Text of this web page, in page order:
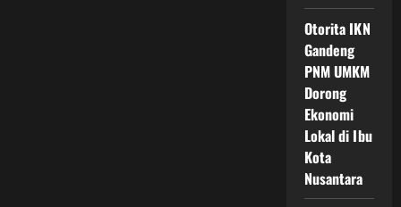
Otorita IKN
Gandeng
PNM UMKM
Dorong
Ekonomi
Lokal di Ibu
Kota
Nusantara